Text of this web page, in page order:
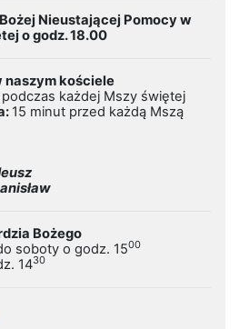
Nieustającej Pomocy w
o godz. 18.00
naszym kościele
podczas każdej Mszy świętej
15 minut przed każdą Mszą
Bożego
soboty o godz. 1500
1430